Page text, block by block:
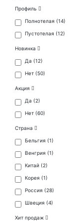
Профиль
Полнотелая (14)
Пустотелая (12)
Новинка
Да (12)
Нет (50)
Акция
Да (2)
Нет (60)
Страна
Бельгия (1)
Венгрия (1)
Китай (2)
Корея (1)
Россия (28)
Швеция (4)
Хит продаж